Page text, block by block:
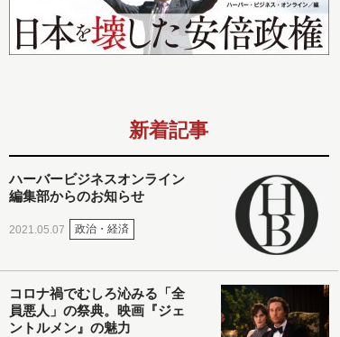
新着記事
ハーバービジネスオンライン
編集部からのお知らせ
2021.05.07 政治・経済
コロナ禍でむしろ沁みる「全
員悪人」の祭典。映画『ジェ
ントルメン』の魅力